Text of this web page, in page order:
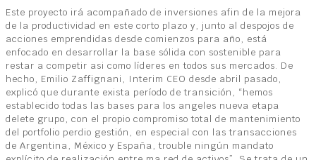
Este proyecto irá acompañado de inversiones afin de la mejora
de la productividad en este corto plazo y, junto al despojos de
acciones emprendidas desde comienzos para año, está
enfocado en desarrollar la base sólida con sostenible para
restar a competir asi como líderes en todos sus mercados. De
hecho, Emilio Zaffignani, Interim CEO desde abril pasado,
explicó que durante exista período de transición, “hemos
establecido todas las bases para los angeles nueva etapa
delete grupo, con el propio compromiso total de mantenimiento
del portfolio perdio gestión, en especial con las transacciones
de Argentina, México y España, trouble ningún mandato